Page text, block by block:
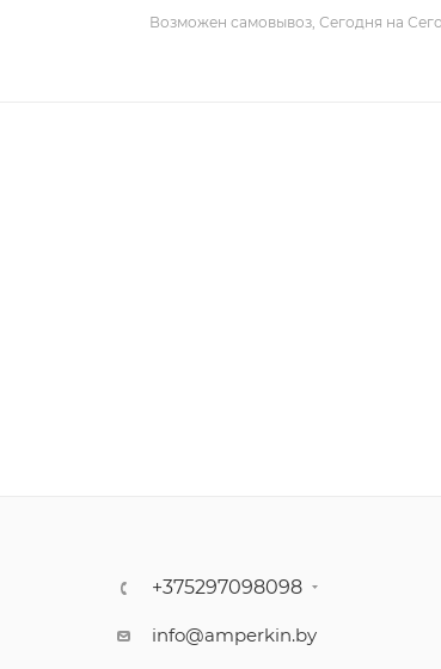
Возможен самовывоз, Сегодня на
+375297098098
info@amperkin.by